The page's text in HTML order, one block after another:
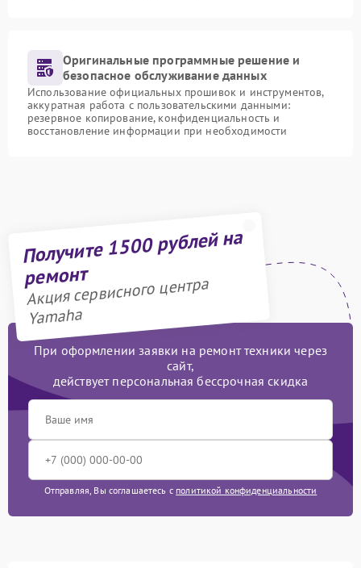
Оригинальные программные решение и
безопасное обслуживание данных
Использование официальных прошивок и инструментов,
аккуратная работа с пользовательскими данными:
резервное копирование, конфиденциальность и
восстановление информации при необходимости
Получите 1500 рублей на
ремонт
Акция сервисного центра
Yamaha
При оформлении заявки на ремонт техники через
сайт,
действует персональная бессрочная скидка
Отправляя, Вы соглашаетесь с политикой конфиденциальности